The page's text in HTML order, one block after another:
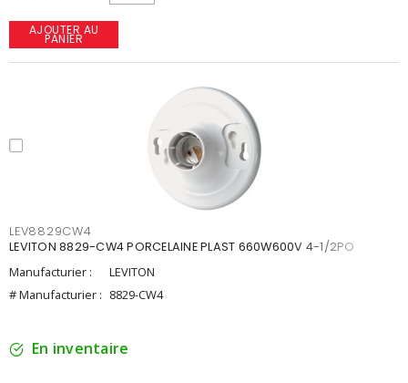
AJOUTER AU
PANIER
LEV8829CW4
LEVITON 8829-CW4 PORCELAINE PLAST 660W600V 4-1/2PO
Manufacturier :
LEVITON
# Manufacturier : 8829-CW4
En inventaire